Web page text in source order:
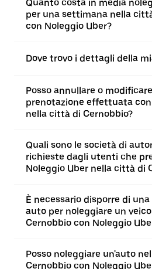
Quanto costa in media
per una settimana nella
con Noleggio Uber?
Dove trovo i dettagli della
Posso annullare o
prenotazione effettuata
nella città di Cernobbio?
Quali sono le società di
richieste dagli utenti che
Noleggio Uber nella città di
È necessario disporre di
auto per noleggiare un
Cernobbio con Noleggio
Posso noleggiare un'auto
Cernobbio con Noleggio